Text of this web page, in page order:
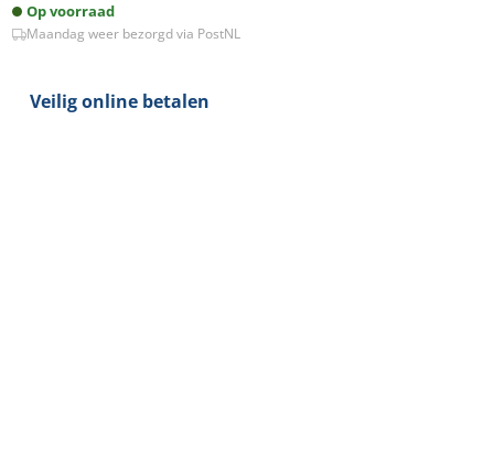
IP65
2mtr
aantal
Op voorraad
Maandag weer bezorgd via PostNL
Veilig online betalen